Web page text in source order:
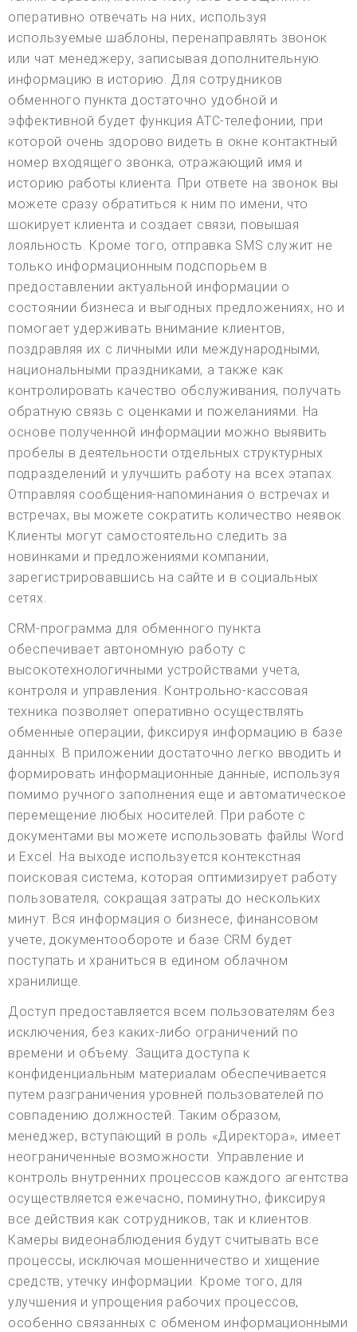
оперативно отвечать на них, используя
используемые шаблоны, перенаправлять звонок
или чат менеджеру, записывая дополнительную
информацию в историю. Для сотрудников
обменного пункта достаточно удобной и
эффективной будет функция АТС-телефонии, при
которой очень здорово видеть в окне контактный
номер входящего звонка, отражающий имя и
историю работы клиента. При ответе на звонок вы
можете сразу обратиться к ним по имени, что
шокирует клиента и создает связи, повышая
лояльность. Кроме того, отправка SMS служит не
только информационным подспорьем в
предоставлении актуальной информации о
состоянии бизнеса и выгодных предложениях, но и
помогает удерживать внимание клиентов,
поздравляя их с личными или международными,
национальными праздниками, а также как
контролировать качество обслуживания, получать
обратную связь с оценками и пожеланиями. На
основе полученной информации можно выявить
пробелы в деятельности отдельных структурных
подразделений и улучшить работу на всех этапах.
Отправляя сообщения-напоминания о встречах и
встречах, вы можете сократить количество неявок.
Клиенты могут самостоятельно следить за
новинками и предложениями компании,
зарегистрировавшись на сайте и в социальных
сетях.
CRM-программа для обменного пункта
обеспечивает автономную работу с
высокотехнологичными устройствами учета,
контроля и управления. Контрольно-кассовая
техника позволяет оперативно осуществлять
обменные операции, фиксируя информацию в базе
данных. В приложении достаточно легко вводить и
формировать информационные данные, используя
помимо ручного заполнения еще и автоматическое
перемещение любых носителей. При работе с
документами вы можете использовать файлы Word
и Excel. На выходе используется контекстная
поисковая система, которая оптимизирует работу
пользователя, сокращая затраты до нескольких
минут. Вся информация о бизнесе, финансовом
учете, документообороте и базе CRM будет
поступать и храниться в едином облачном
хранилище.
Доступ предоставляется всем пользователям без
исключения, без каких-либо ограничений по
времени и объему. Защита доступа к
конфиденциальным материалам обеспечивается
путем разграничения уровней пользователей по
совпадению должностей. Таким образом,
менеджер, вступающий в роль «Директора», имеет
неограниченные возможности. Управление и
контроль внутренних процессов каждого агентства
осуществляется ежечасно, поминутно, фиксируя
все действия как сотрудников, так и клиентов.
Камеры видеонаблюдения будут считывать все
процессы, исключая мошенничество и хищение
средств, утечку информации. Кроме того, для
улучшения и упрощения рабочих процессов,
особенно связанных с обменом информационными